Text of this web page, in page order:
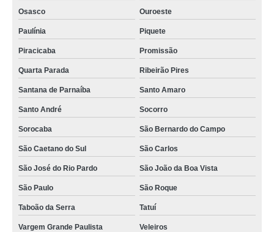
Osasco Ouroeste
Paulínia Piquete
Piracicaba Promissão
Quarta Parada Ribeirão Pires
Santana de Parnaíba Santo Amaro
Santo André Socorro
Sorocaba São Bernardo do Campo
São Caetano do Sul São Carlos
São José do Rio Pardo São João da Boa Vista
São Paulo São Roque
Taboão da Serra Tatuí
Vargem Grande Paulista Veleiros